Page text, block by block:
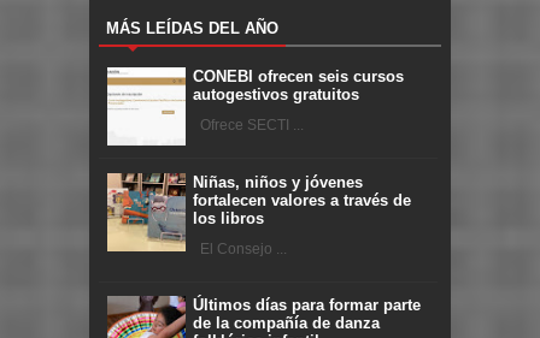
MÁS LEÍDAS DEL AÑO
CONEBI ofrecen seis cursos
autogestivos gratuitos
Ofrece SECTI ...
Niñas, niños y jóvenes
fortalecen valores a través de
los libros
El Consejo ...
Últimos días para formar parte
de la compañía de danza